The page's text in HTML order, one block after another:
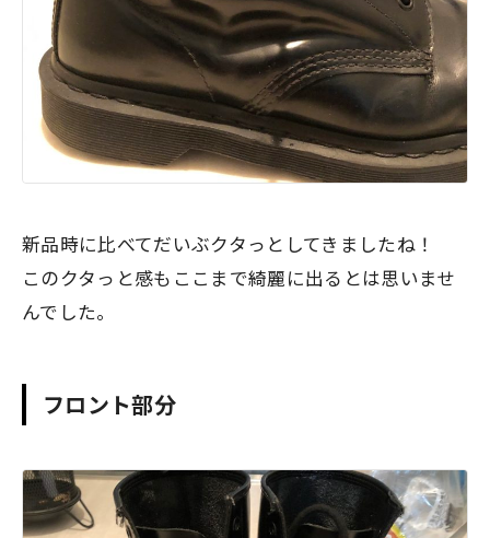
新品時に比べてだいぶクタっとしてきましたね！
このクタっと感もここまで綺麗に出るとは思いませ
んでした。
フロント部分